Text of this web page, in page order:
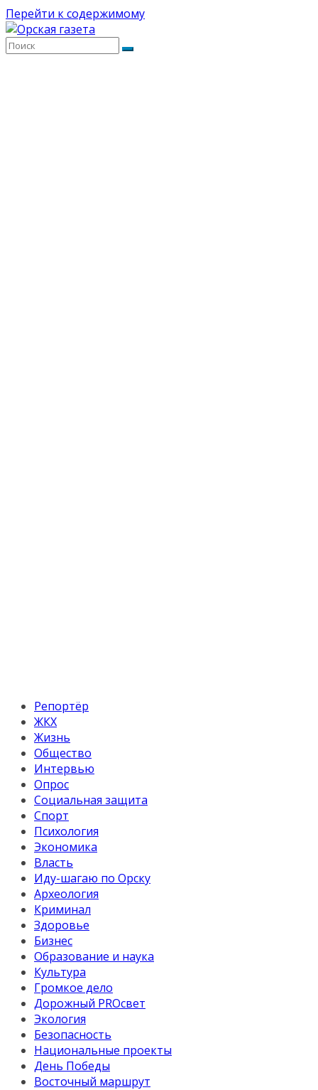
Перейти к содержимому
Репортёр
ЖКХ
Жизнь
Общество
Интервью
Опрос
Социальная защита
Спорт
Психология
Экономика
Власть
Иду-шагаю по Орску
Археология
Криминал
Здоровье
Бизнес
Образование и наука
Культура
Громкое дело
Дорожный PROсвет
Экология
Безопасность
Национальные проекты
День Победы
Восточный маршрут